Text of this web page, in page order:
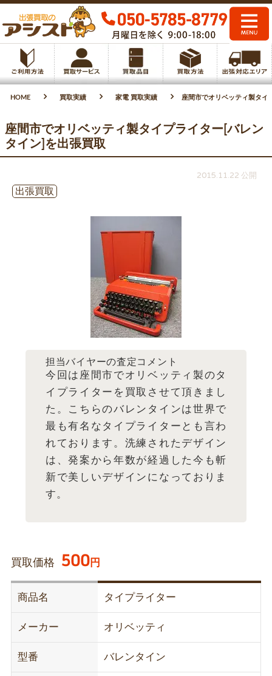
HOME 買取実績 家電 買取実績 座間市でオリベッティ製タイ
座間市でオリベッティ製タイプライター[バレン
タイン]を出張買取
2015.11.22 公開
出張買取
担当バイヤーの査定コメント
今回は座間市でオリベッティ製のタ
イプライターを買取させて頂きまし
た。こちらのバレンタインは世界で
最も有名なタイプライターとも言わ
れております。洗練されたデザイン
は、発案から年数が経過した今も斬
新で美しいデザインになっておりま
す。
買取価格 500円
商品名 タイプライター
メーカー オリベッティ
型番 バレンタイン